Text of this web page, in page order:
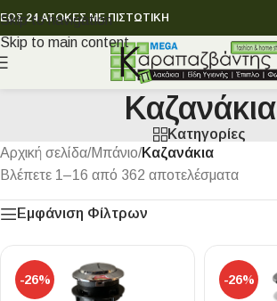
Skip to navigation
Skip to main content
ΕΩΣ 24 ΑΤΟΚΕΣ ΜΕ ΠΙΣΤΩΤΙΚΗ
Καζανάκια
Κατηγορίες
Αρχική σελίδα/Μπάνιο/Καζανάκια
Βλέπετε 1–16 από 362 αποτελέσματα
Εμφάνιση Φίλτρων
-26% -26%